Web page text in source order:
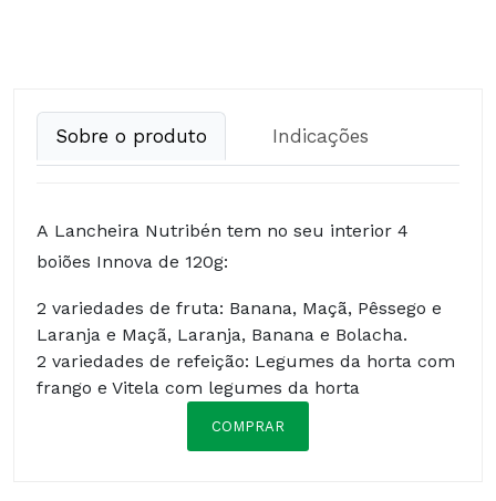
Sobre o produto Indicações
A Lancheira Nutribén tem no seu interior 4
boiões Innova de 120g:
2 variedades de fruta: Banana, Maçã, Pêssego e
Laranja e Maçã, Laranja, Banana e Bolacha.
2 variedades de refeição: Legumes da horta com
frango e Vitela com legumes da horta
COMPRAR